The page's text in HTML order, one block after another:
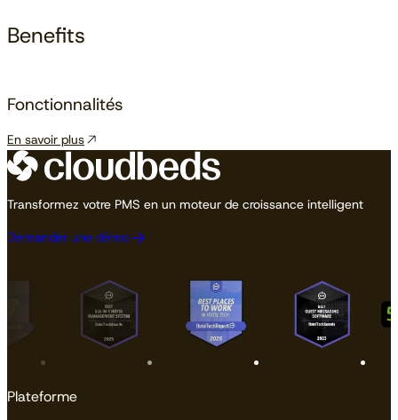
Benefits
Fonctionnalités
En savoir plus
Transformez votre PMS en un moteur de croissance intelligent
Demander une démo
Plateforme